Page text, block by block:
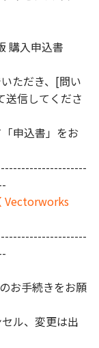
購入申込書
ただき、[問い
送信してくださ
申込書」をお
Vectorworks
お手続きをお願
ル、変更は出